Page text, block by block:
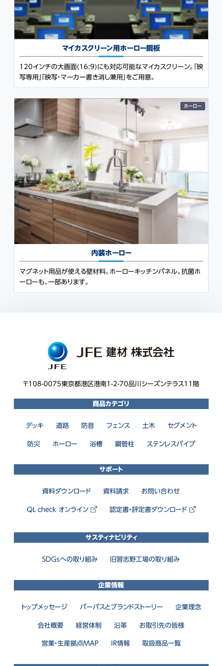
マイカスクリーン用 ホーロー鋼板
120インチの大画面(16:9)にも対応可能なマイカスクリーン。「映
写専用」「映写・マーカー書き消し兼用」をご用意。
ホーロー
内装ホーロー
マグネット用品が使える壁材料。ホーローキッチンパネル。抗菌ホ
ーローも、一部あります。
〒108-0075東京都港区港南1-2-70品川シーズンテラス11階
商品カテゴリ
デッキ 道路 防音 フェンス 土木 セグメント
防災 ホーロー 浴槽 鋼管柱 ステンレスパイプ
サポート
資料ダウンロード 資料請求 お問い合わせ
QL check オンライン 認定書・評定書ダウンロード
サスティナビリティ
SDGsへの取り組み 旧習志野工場の取り組み
企業情報
トップメッセージ パーパスとブランドストーリー 企業理念
会社概要 経営体制 沿革 お取引先の皆様
営業・生産拠点MAP IR情報 取扱商品一覧